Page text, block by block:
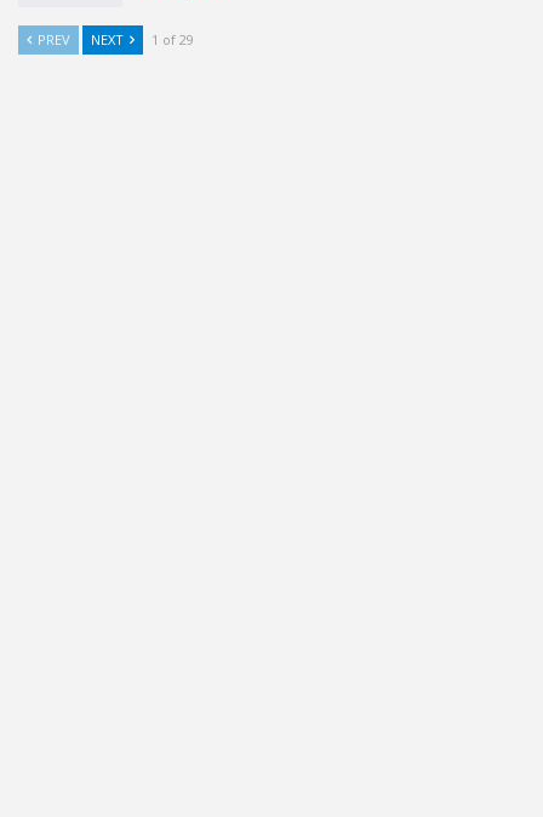
PREV NEXT 1 of 29